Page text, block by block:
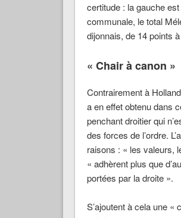
certitude : la gauche
communale, le total
dijonnais, de 14 points
« Chair à canon »
Contrairement à
a en effet obtenu dans
penchant droitier qui
des forces de l’ordre.
raisons : « les valeurs,
« adhèrent plus que
portées par la droite ».
S’ajoutent à cela une